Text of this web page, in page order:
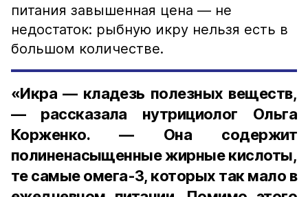
питания завышенная цена — не
недостаток: рыбную икру нельзя есть в
большом количестве.
«Икра — кладезь полезных веществ,
— рассказала нутрициолог Ольга
Корженко. — Она содержит
полиненасыщенные жирные кислоты,
те самые омега-3, которых так мало в